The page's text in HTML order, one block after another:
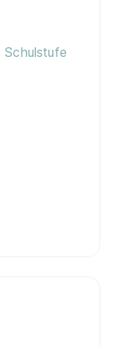
Schulstufe